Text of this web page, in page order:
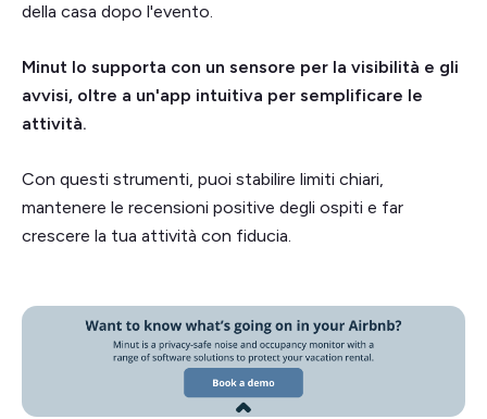
della casa dopo l'evento.
Minut lo supporta con un sensore per la visibilità e gli
avvisi, oltre a un'app intuitiva per semplificare le
attività.
Con questi strumenti, puoi stabilire limiti chiari,
mantenere le recensioni positive degli ospiti e far
crescere la tua attività con fiducia.